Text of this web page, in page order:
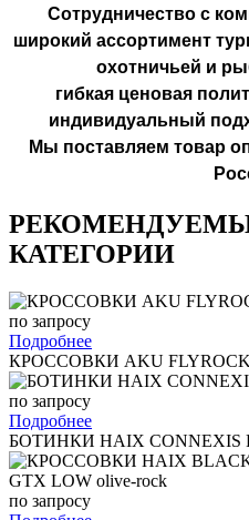
Сотрудничество с
широкий ассортимент
охотничьей и
гибкая ценовая
индивидуальный
Мы поставляем товар
КАТЕГОРИИ
по запросу
Подробнее
КРОССОВКИ AKU
по запросу
Подробнее
БОТИНКИ HAIX CONNEXIS
по запросу